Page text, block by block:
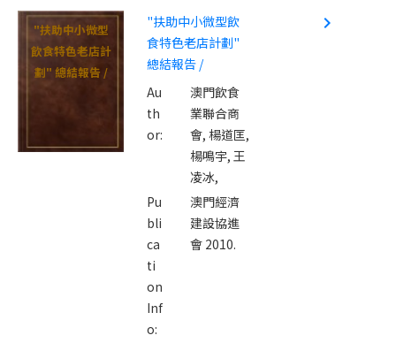
"扶助中小微型
飲食特色老店計
劃" 總結報告 /
"扶助中小微型飲
食特色老店計劃"
總結報告 /
Au
th
or:
澳門飲食
業聯合商
會, 楊道匡,
楊鳴宇, 王
凌冰,
Pu
bli
ca
ti
on
Inf
o:
澳門經濟
建設協進
會 2010.
navigate_next